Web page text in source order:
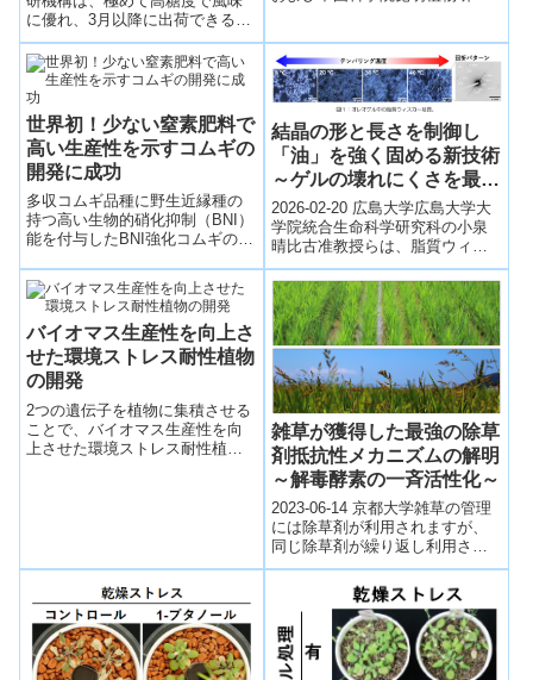
に優れ、3月以降に出荷できる晩
生カンキツ新品種「あすき」を
育成しました。2020年12月頃...
る分子...
世界初！少ない窒素肥料で
高い生産性を示すコムギの
開発に成功
多収コムギ品種に野生近縁種の
持つ高い生物的硝化抑制（BNI）
能を付与したBNI強化コムギの開
を抑制しアンモニウムを効率よ
く活用するため、研究では、6割
少ない窒素肥料でも生産性を維
持。
結晶の形と長さを制御し
「油」を強く固める新技術
～ゲルの壊れにくさを最大
約 40 倍向上、食品や化粧
品など幅広い分野での応用
に期待～
2026-02-20 広島大学広島大学大
学院統合生命科学研究科の小泉
晴比古准教授らは、脂質ウィス
カー結晶の「長さ」と「形状」
を制御することでオレオゲルの
物性を大...
バイオマス生産性を向上さ
せた環境ストレス耐性植物
の開発
2つの遺伝子を植物に集積させる
ことで、バイオマス生産性を向
上させた環境ストレス耐性植物
雑草が獲得した最強の除草
剤抵抗性メカニズムの解明
～解毒酵素の一斉活性化～
2023-06-14 京都大学雑草の管理
には除草剤が利用されますが、
同じ除草剤が繰り返し利用され
ると雑草が除草剤に抵抗性を獲
得することがあります。中で
も、除草剤...